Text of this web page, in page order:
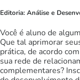
Editoria: Análise e
Você é aluno de
Que tal aprimorar
prática, de acordo
sua rede de
complementares?